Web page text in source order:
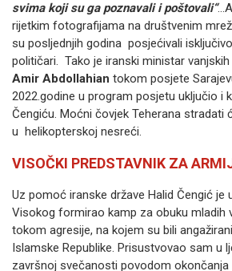
svima koji su ga poznavali i poštovali“
rijetkim fotografijama na društvenim
su posljednjih godina posjećivali
političari. Tako je iranski ministar
Amir Abdollahian tokom posjete
2022.godine u program posjetu uključio i
Čengiću. Moćni čovjek Teherana stradati
u helikopterskoj nesreći.
VISOČKI PREDSTAVNIK ZA
Uz pomoć iranske države Halid Čengić je
Visokog formirao kamp za obuku mladih
tokom agresije, na kojem su bili
Islamske Republike. Prisustvovao sam u
završnoj svečanosti povodom okončanja